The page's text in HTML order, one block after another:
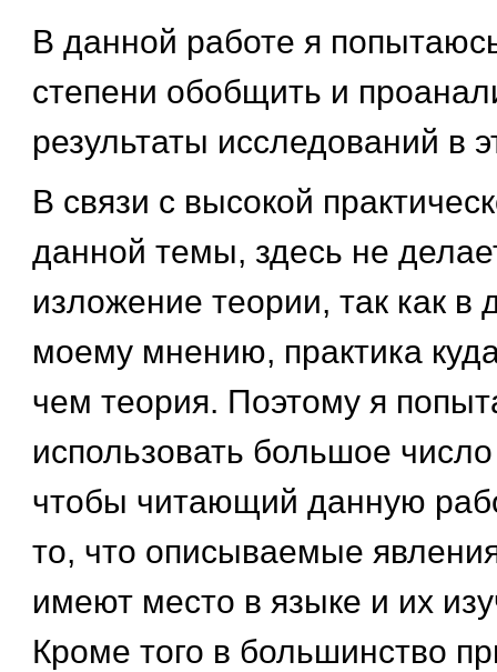
В данной работе я
степени обобщить и
результаты исследований в
В связи с высокой
данной темы, здесь не
изложение теории, так как в
моему мнению, практика
чем теория. Поэтому я
использовать большое
чтобы читающий данную
то, что описываемые
имеют место в языке и их
Кроме того в большинство